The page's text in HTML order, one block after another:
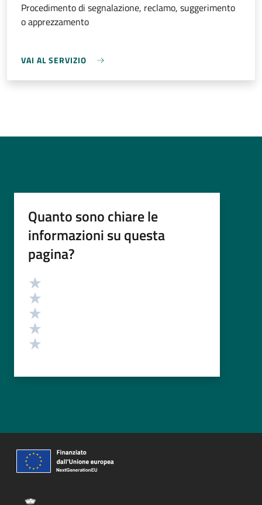
Procedimento di segnalazione, reclamo, suggerimento
o apprezzamento
VAI AL SERVIZIO
Quanto sono chiare le
informazioni su questa
pagina?
Valutazione